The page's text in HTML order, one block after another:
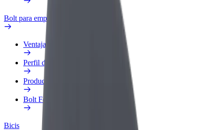
Bolt para empresas
Ventajas
Perfil de trabajo
Productos
Bolt Food para empresas
Bicis